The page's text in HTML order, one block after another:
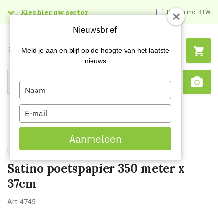
Kies hier uw sector Prijzen inc. BTW
Search
Menu
Home Satino poetspapier 350 meter x 37cm
Satino poetspapier 350 meter x
37cm
Art: 4745
Nieuwsbrief
Meld je aan en blijf op de hoogte van het laatste
nieuws
Type
your
name
Type
your
email
Aanmelden